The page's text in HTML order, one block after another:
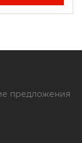
предложения